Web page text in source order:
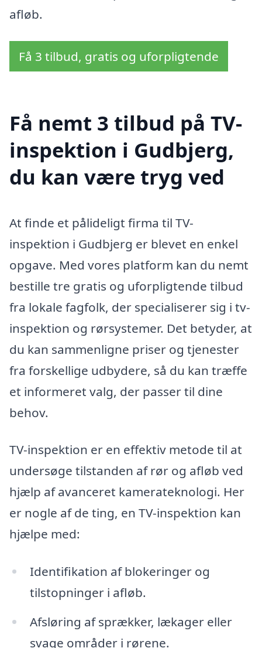
afløb.
Få 3 tilbud, gratis og uforpligtende
Få nemt 3 tilbud på TV-
inspektion i Gudbjerg,
du kan være tryg ved
At finde et pålideligt firma til TV-
inspektion i Gudbjerg er blevet en enkel
opgave. Med vores platform kan du nemt
bestille tre gratis og uforpligtende tilbud
fra lokale fagfolk, der specialiserer sig i tv-
inspektion og rørsystemer. Det betyder, at
du kan sammenligne priser og tjenester
fra forskellige udbydere, så du kan træffe
et informeret valg, der passer til dine
behov.
TV-inspektion er en effektiv metode til at
undersøge tilstanden af ​​rør og afløb ved
hjælp af avanceret kamerateknologi. Her
er nogle af de ting, en TV-inspektion kan
hjælpe med:
Identifikation af blokeringer og
tilstopninger i afløb.
Afsløring af sprækker, lækager eller
svage områder i rørene.